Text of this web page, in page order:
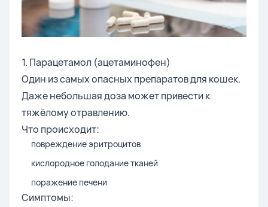
1. Парацетамол (ацетаминофен)
Один из самых опасных препаратов для кошек.
Даже небольшая доза может привести к
тяжёлому отравлению.
Что происходит:
повреждение эритроцитов
кислородное голодание тканей
поражение печени
Симптомы: